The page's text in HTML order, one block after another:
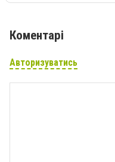
Коментарі
Авторизуватись